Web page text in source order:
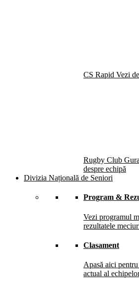
CS Rapid Vezi
Rugby Club
despre echipă
Divizia Națională de Seniori
Program &
Vezi programul
rezultatele
Clasament
Apasă aici
actual al